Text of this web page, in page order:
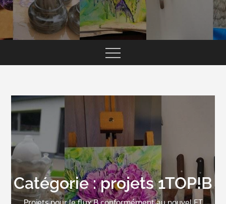
Catégorie :projets 1TOP!B